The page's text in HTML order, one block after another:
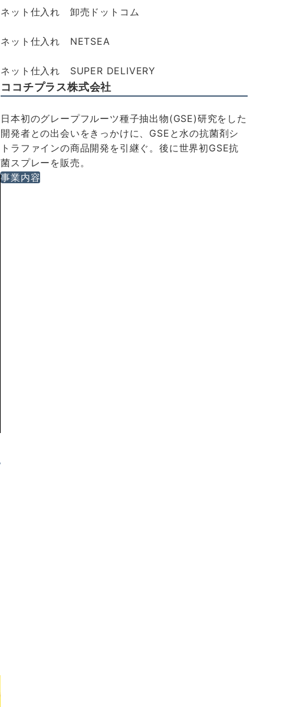
ネット仕入れ 卸売ドットコム
ネット仕入れ NETSEA
ネット仕入れ SUPER DELIVERY
ココチプラス株式会社
日本初のグレープフルーツ種子抽出物(GSE)研究をした
開発者との出会いをきっかけに、GSEと水の抗菌剤シ
トラファインの商品開発を引継ぐ。後に世界初GSE抗
菌スプレーを販売。
事業内容